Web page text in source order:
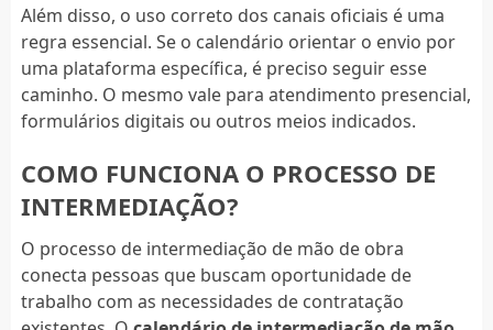
Além disso, o uso correto dos canais oficiais é uma
regra essencial. Se o calendário orientar o envio por
uma plataforma específica, é preciso seguir esse
caminho. O mesmo vale para atendimento presencial,
formulários digitais ou outros meios indicados.
COMO FUNCIONA O PROCESSO DE
INTERMEDIAÇÃO?
O processo de intermediação de mão de obra
conecta pessoas que buscam oportunidade de
trabalho com as necessidades de contratação